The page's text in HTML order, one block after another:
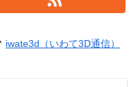
iwate3d（いわて3D通信）